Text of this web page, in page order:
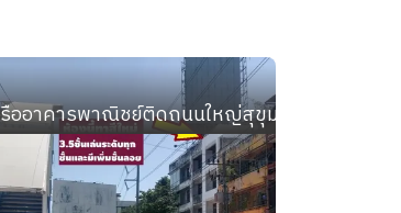
คร เนื้อที่ 25.4 ตร.ว. 3 ชั้น 2 น้ำ
อาคารพาณิชย์ติดถนนใหญ่สุขุมวิท ทำเลเด่นตร